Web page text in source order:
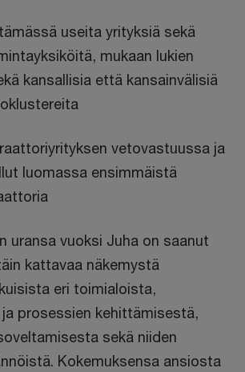
useita yrityksiä sekä
mukaan lukien
kansallisia että kansainvälisiä
vetovastuussa ja
luomassa ensimmäistä
uransa vuoksi Juha on saanut
kattavaa näkemystä
eri toimialoista,
prosessien kehittämisestä,
sekä niiden
Kokemuksensa ansiosta